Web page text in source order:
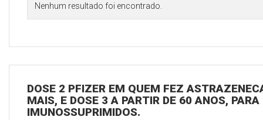
Nenhum resultado foi encontrado.
DOSE 2 PFIZER EM QUEM FEZ
MAIS, E DOSE 3 A PARTIR DE 60 ANOS,
IMUNOSSUPRIMIDOS.